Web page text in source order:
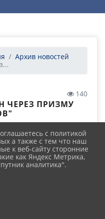
Архив новостей
140
ЧЕРЕЗ ПРИЗМУ
с политикой
а также с тем что наш
к веб-сайту сторонние
как Яндекс Метрика,
аналитика".